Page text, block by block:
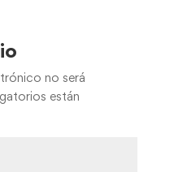
no será
están